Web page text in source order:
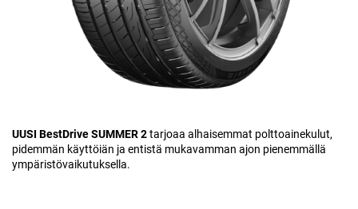
UUSI BestDrive SUMMER 2tarjoaa alhaisemmat polttoainekulut,
pidemmän käyttöiän ja entistä mukavamman ajon pienemmällä
ympäristövaikutuksella.